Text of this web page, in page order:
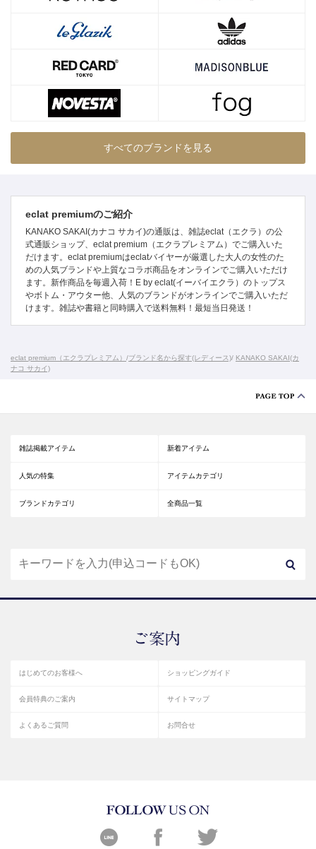
すべてのブランドを見る
eclat premiumのご紹介
KANAKO SAKAI(カナコ サカイ)の通販は、雑誌eclat（エクラ）の公
式通販ショップ、eclat premium（エクラプレミアム）でご購入いた
だけます。eclat premiumはeclatバイヤーが厳選した大人の女性のた
めの人気ブランドや上質なコラボ商品をオンラインでご購入いただけ
ます。新作商品を毎週入荷！E by eclat(イーバイエクラ）のトップス
やボトム・アウター他、人気のブランドがオンラインでご購入いただ
けます。雑誌や書籍と同時購入で送料無料！最短当日発送！
eclat premium（エクラプレミアム） /ブランド名から探す(レディース)/ KANAKO SAKAI(カ
ナコ サカイ)
雑誌掲載アイテム 新着アイテム
人気の特集 アイテムカテゴリ
ブランドカテゴリ 全商品一覧
はじめてのお客様へ ショッピングガイド
会員特典のご案内 サイトマップ
よくあるご質問 お問合せ